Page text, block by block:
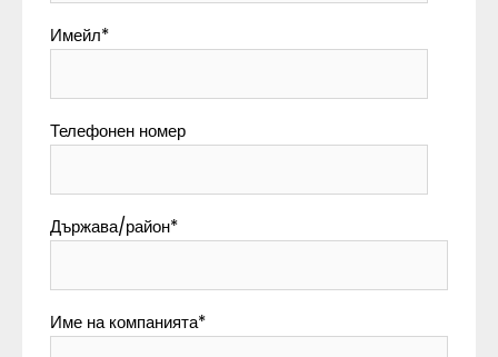
Имейл*
Телефонен номер
Държава/район*
Име на компанията*